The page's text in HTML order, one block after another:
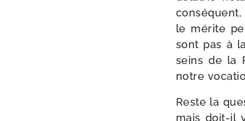
le mérite
sont pas à
seins de la
notre
Reste la
mais doit-​il